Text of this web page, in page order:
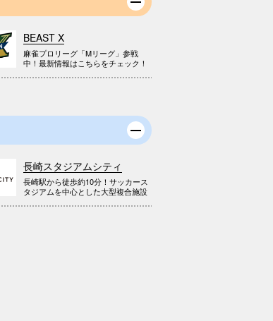
BEAST X
麻雀プロリーグ「Mリーグ」参戦
中！最新情報はこちらをチェック！
長崎スタジアムシティ
長崎駅から徒歩約10分！サッカース
タジアムを中心とした大型複合施設